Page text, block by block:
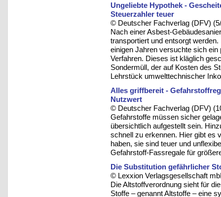
Ungeliebte Hypothek -
Steuerzahler teuer
© Deutscher Fachverlag (DFV)
Nach einer Asbest-
transportiert und entsorgt
einigen Jahren versuchte sich
Verfahren. Dieses ist kläglich
Sondermüll, der auf Kosten des
Lehrstück umwelttechnischer
Alles griffbereit -
Nutzwert
© Deutscher Fachverlag (DFV)
Gefahrstoffe müssen sicher
übersichtlich aufgestellt sein.
schnell zu erkennen. Hier gibt es
haben, sie sind teuer und
Gefahrstoff-Fassregale für
Die Substitution gefährlicher
© Lexxion Verlagsgesellschaft
Die Altstoffverordnung sieht für
Stoffe – genannt Altstoffe – eine